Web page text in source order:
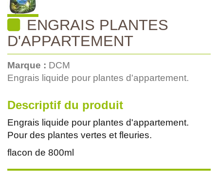
ENGRAIS PLANTES
D'APPARTEMENT
Marque : DCM
Engrais liquide pour plantes d'appartement.
Descriptif du produit
Engrais liquide pour plantes d'appartement.
Pour des plantes vertes et fleuries.
flacon de 800ml